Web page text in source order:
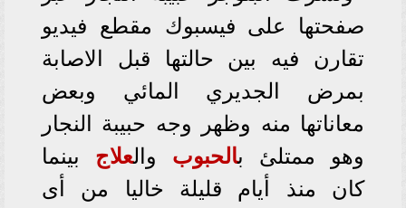
صفحتها على فيسبوك مقطع فيديو
تقارن فيه بين حالتها قبل الاصابة
بمرض الجديري المائي وبعض
معاناتها منه وظهر وجه حبيبة النجار
وهو ممتلئ بالحبوب والعلاج بينما
كان منذ أيام قليلة خاليا من أى